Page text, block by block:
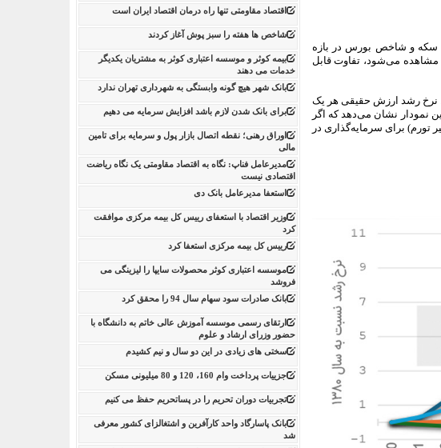
اقتصاد مقاومتی تنها راه درمان اقتصاد ایران است
شاخص ها هفته را سبز پوش آغاز کردند
بیمه کوثر و موسسه اعتباری کوثر به مشتریان یکدیگر
خدمات می دهند
بانک شهر هیچ گونه وابستگی به شهرداری تهران ندارد
برای بانک شدن لازم باشد افزایش سرمایه می دهیم
اوراق رهنی؛ نقطه اتصال بازار پول و سرمایه برای تامین
مالی
مدیرعامل فناپ: نگاه به اقتصاد مقاومتی یک نگاه ریاضت
اقتصادی نیست
استعفا مدیرعامل بانک دی
وزیر اقتصاد با استعفای رییس کل بیمه مرکزی موافقت
کرد
رییس کل بیمه مرکزی استعفا کرد
موسسه اعتباری کوثر محصولات سایپا را لیزینگی می
فروشد
بانک صادرات سود سهام سال 94 را محقق کرد
ارتقای رسمی موسسه آموزش عالی خاتم به دانشگاه با
حضور وزرای ارشاد و علوم
سختی های زیادی در این دو سال و نیم کشیدم
جزییات پرداخت وام 160، 120 و 80 میلیونی مسکن
تجربیات دوران تحریم را در پساتحریم حفظ می کنیم
بانک پاسارگاد واحد کارآفرین و اشتغالزای کشور معرفی
شد
تقسیم کرده‌ایم. در نمودار۱، نرخ بازدهی املاک، دلار، سکه و شاخص بورس در بازه
که مشاهده می‌شود، تفاوت قابل
شده است. در این نمودار، نرخ رشد ارزش حقیقی هر یک
ساده، این نمودار نشان می‌‌دهد که اگر
تورم) برای سرمایه‌گذاری در